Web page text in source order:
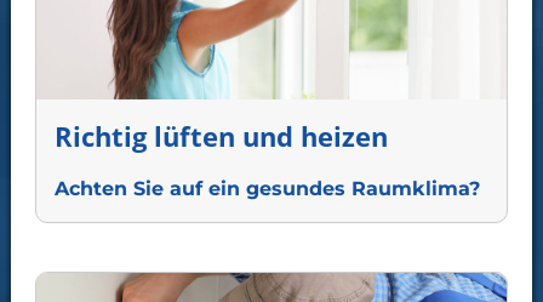
Richtig lüften und heizen
Achten Sie auf ein gesundes Raumklima?